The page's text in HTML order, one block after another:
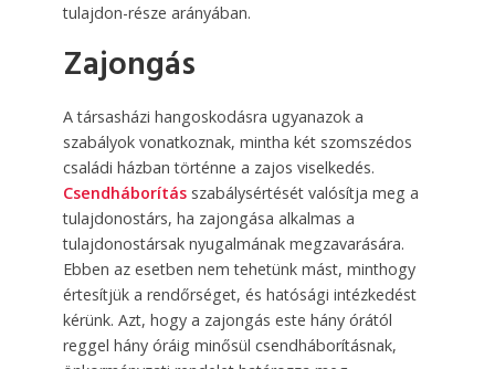
tulajdon-része arányában.
Zajongás
A társasházi hangoskodásra ugyanazok a
szabályok vonatkoznak, mintha két szomszédos
családi házban történne a zajos viselkedés.
Csendháborításszabálysértését valósítja meg a
tulajdonostárs, ha zajongása alkalmas a
tulajdonostársak nyugalmának megzavarására.
Ebben az esetben nem tehetünk mást, minthogy
értesítjük a rendőrséget, és hatósági intézkedést
kérünk. Azt, hogy a zajongás este hány órától
reggel hány óráig minősül csendháborításnak,